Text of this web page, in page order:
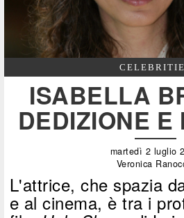
ISABELLA
DEDIZIONE E
martedì 2 luglio
Veronica
L'attrice, che spazia
e al cinema, è tra i